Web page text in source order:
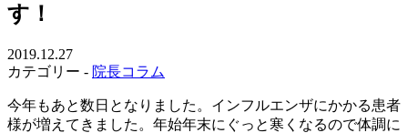
す！
2019.12.27
カテゴリー - 院長コラム
今年もあと数日となりました。インフルエンザにかかる患者
様が増えてきました。年始年末にぐっと寒くなるので体調に